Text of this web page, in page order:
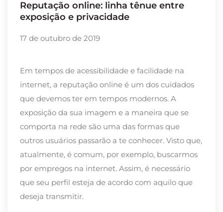
Reputação online: linha tênue entre
exposição e privacidade
17 de outubro de 2019
Em tempos de acessibilidade e facilidade na
internet, a reputação online é um dos cuidados
que devemos ter em tempos modernos. A
exposição da sua imagem e a maneira que se
comporta na rede são uma das formas que
outros usuários passarão a te conhecer. Visto que,
atualmente, é comum, por exemplo, buscarmos
por empregos na internet. Assim, é necessário
que seu perfil esteja de acordo com aquilo que
deseja transmitir.